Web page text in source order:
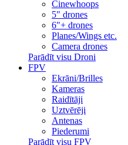
Cinewhoops
5" drones
6"+ drones
Planes/Wings etc.
Camera drones
Parādīt visu Droni
FPV
Ekrāni/Brilles
Kameras
Raidītāji
Uztvērēji
Antenas
Piederumi
Parādīt visu FPV